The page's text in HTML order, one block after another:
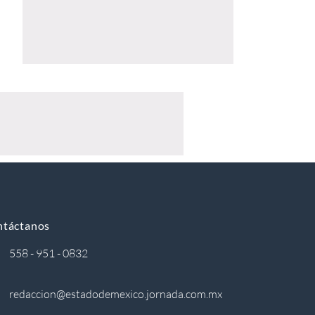
558 - 951 - 0832
redaccion@estadodemexico.jornada.com.mx